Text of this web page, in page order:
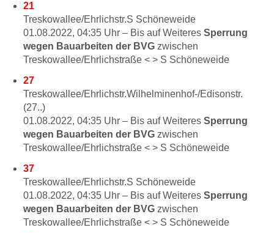
21
Treskowallee/Ehrlichstr.S Schöneweide
01.08.2022, 04:35 Uhr – Bis auf Weiteres Sperrung
wegen Bauarbeiten der BVG zwischen
Treskowallee/Ehrlichstraße < > S Schöneweide
27
Treskowallee/Ehrlichstr.Wilhelminenhof-/Edisonstr.
(27..)
01.08.2022, 04:35 Uhr – Bis auf Weiteres Sperrung
wegen Bauarbeiten der BVG zwischen
Treskowallee/Ehrlichstraße < > S Schöneweide
37
Treskowallee/Ehrlichstr.S Schöneweide
01.08.2022, 04:35 Uhr – Bis auf Weiteres Sperrung
wegen Bauarbeiten der BVG zwischen
Treskowallee/Ehrlichstraße < > S Schöneweide